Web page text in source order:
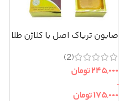
صابون تریاک اصل با کلاژن طلا
(2)
۲۴۵,۰۰۰تومان
–
۱۷۵,۰۰۰تومان